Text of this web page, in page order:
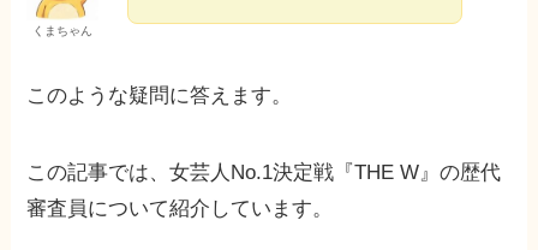
くまちゃん
このような疑問に答えます。
この記事では、女芸人No.1決定戦『THE W』の歴代
審査員について紹介しています。